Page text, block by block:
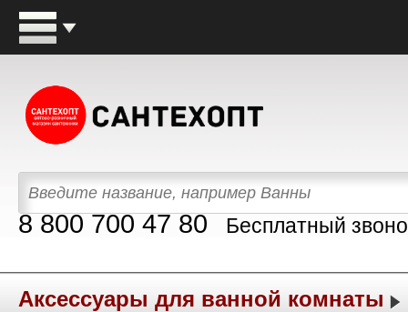
8 800 700 47 80 Бесплатный
Аксессуары для ванной комнаты